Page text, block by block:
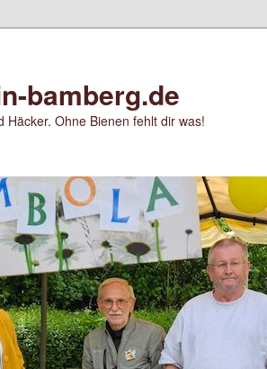
bamberg.de
Ohne Bienen fehlt dir was!